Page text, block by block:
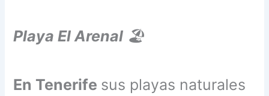
Playa El Arenal 🏖️
En Tenerife sus playas naturales